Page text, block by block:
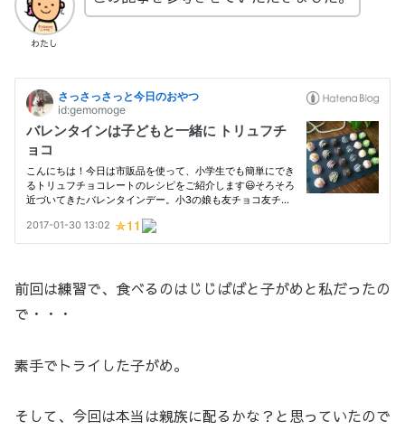
わたし
前回は練習で、食べるのはじじばばと子がめと私だったの
で・・・
素手でトライした子がめ。
そして、今回は本当は親族に配るかな？と思っていたので